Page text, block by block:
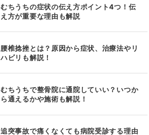
むちうちの症状の伝え方ポイント4つ！伝
え方が重要な理由も解説
腰椎捻挫とは？原因から症状、治療法やリ
ハビリも解説！
むちうちで整骨院に通院していい？いつか
ら通えるかや施術も解説！
追突事故で痛くなくても病院受診する理由